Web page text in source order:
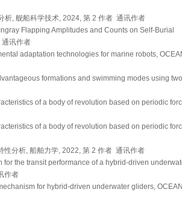
析, 舰船科学技术, 2024, 第 2 作者 通讯作者
Flapping Amplitudes and Counts on Self-Burial
讯作者
adaptation technologies for marine robots,
formations and swimming modes using
of a body of revolution based on periodic
of a body of revolution based on periodic
性分析, 船舶力学, 2022, 第 2 作者 通讯作者
for the transit performance of a hybrid-driven
作者
for hybrid-driven underwater gliders, OCEAN